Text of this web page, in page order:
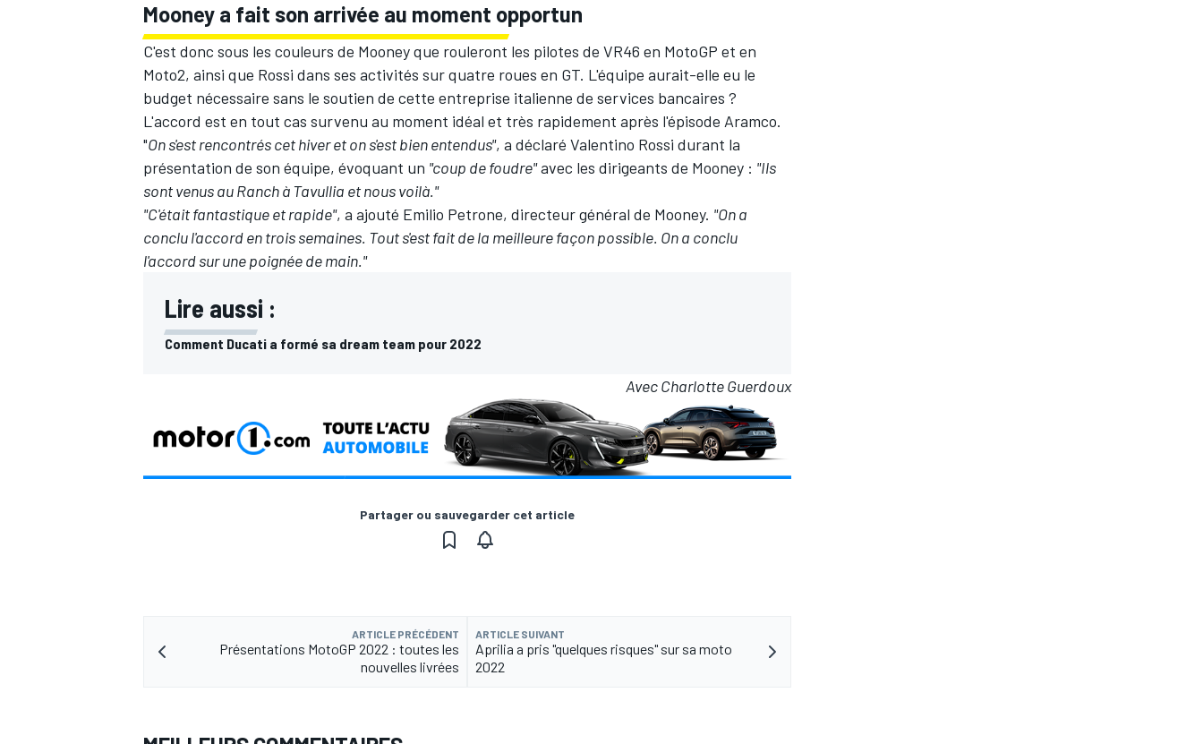
Mooney a fait son arrivée au moment opportun
C'est donc sous les couleurs de Mooney que rouleront les pilotes de VR46 en MotoGP et en
Moto2, ainsi que Rossi dans ses activités sur quatre roues en GT. L'équipe aurait-elle eu le
budget nécessaire sans le soutien de cette entreprise italienne de services bancaires ?
L'accord est en tout cas survenu au moment idéal et très rapidement après l'épisode Aramco.
"On s'est rencontrés cet hiver et on s'est bien entendus", a déclaré Valentino Rossi durant la
présentation de son équipe, évoquant un "coup de foudre"avec les dirigeants de Mooney : "Ils
sont venus au Ranch à Tavullia et nous voilà."
"C'était fantastique et rapide", a ajouté Emilio Petrone, directeur général de Mooney. "On a
conclu l'accord en trois semaines. Tout s'est fait de la meilleure façon possible. On a conclu
l'accord sur une poignée de main."
Lire aussi :
Comment Ducati a formé sa dream team pour 2022
Avec Charlotte Guerdoux
Partager ou sauvegarder cet article
ARTICLE PRÉCÉDENT
Présentations MotoGP 2022 : toutes les
nouvelles livrées
ARTICLE SUIVANT
Aprilia a pris "quelques risques" sur sa moto
2022